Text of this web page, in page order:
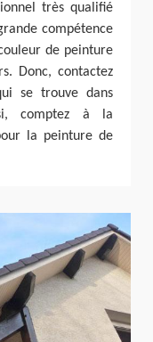
très qualifié
compétence
de peinture
Donc, contactez
se trouve dans
comptez à la
la peinture de